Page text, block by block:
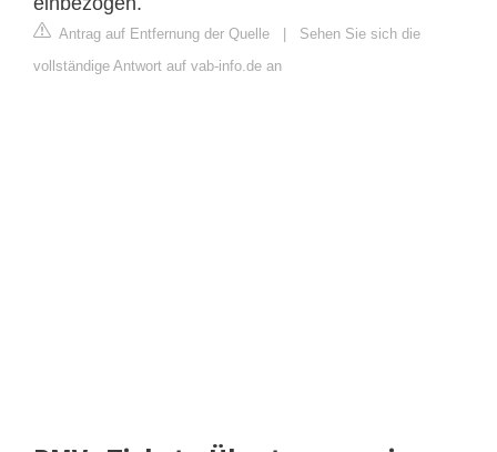
Antrag auf Entfernung der Quelle
Sehen Sie sich die
vollständige Antwort auf vab-info.de an